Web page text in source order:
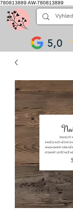
780813889 AW-780813889
5,0